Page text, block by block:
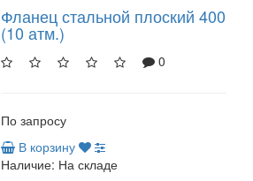
Фланец стальной плоский 400
(10 атм.)
0
По запросу
В корзину
Наличие: На складе